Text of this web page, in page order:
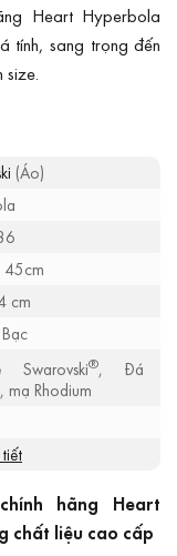
Heart Hyperbola
tính, sang trọng đến
size.
(Áo)
cm
®, Đá
mạ Rhodium
hãng Heart
chất liệu cao cấp